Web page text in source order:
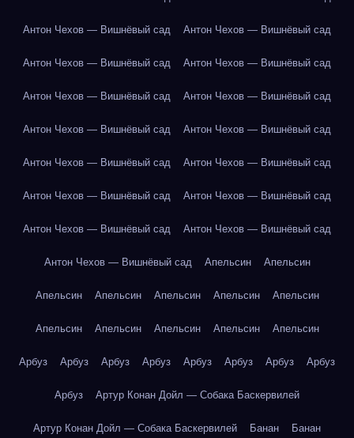
Антон Чехов — Вишнёвый сад Антон Чехов — Вишнёвый сад
Антон Чехов — Вишнёвый сад Антон Чехов — Вишнёвый сад
Антон Чехов — Вишнёвый сад Антон Чехов — Вишнёвый сад
Антон Чехов — Вишнёвый сад Антон Чехов — Вишнёвый сад
Антон Чехов — Вишнёвый сад Антон Чехов — Вишнёвый сад
Антон Чехов — Вишнёвый сад Антон Чехов — Вишнёвый сад
Антон Чехов — Вишнёвый сад Антон Чехов — Вишнёвый сад
Антон Чехов — Вишнёвый сад Апельсин Апельсин
Апельсин Апельсин Апельсин Апельсин Апельсин
Апельсин Апельсин Апельсин Апельсин Апельсин
Арбуз Арбуз Арбуз Арбуз Арбуз Арбуз Арбуз Арбуз
Арбуз Артур Конан Дойл — Собака Баскервилей
Артур Конан Дойл — Собака Баскервилей Банан Банан